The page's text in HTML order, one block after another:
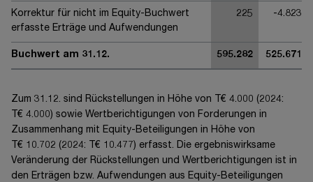
Korrektur für nicht im Equity-Buchwert
erfasste Erträge und Aufwendungen
225 -4.823
Buchwert am 31.12. 595.282 525.671
Zum 31.12. sind Rückstellungen in Höhe von T€ 4.000 (2024:
T€ 4.000) sowie Wertberichtigungen von Forderungen in
Zusammenhang mit Equity-Beteiligungen in Höhe von
T€ 10.702 (2024: T€ 10.477 ) erfasst. Die ergebniswirksame
Veränderung der Rückstellungen und Wertberichtigungen ist in
den Erträgen bzw. Aufwendungen aus Equity-Beteiligungen